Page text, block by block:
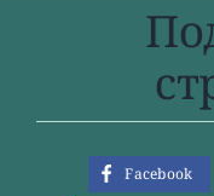
Facebook